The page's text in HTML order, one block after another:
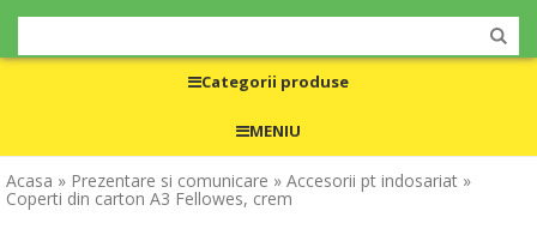
Categorii produse
MENIU
Acasa » Prezentare si comunicare » Accesorii pt indosariat »
Coperti din carton A3 Fellowes, crem